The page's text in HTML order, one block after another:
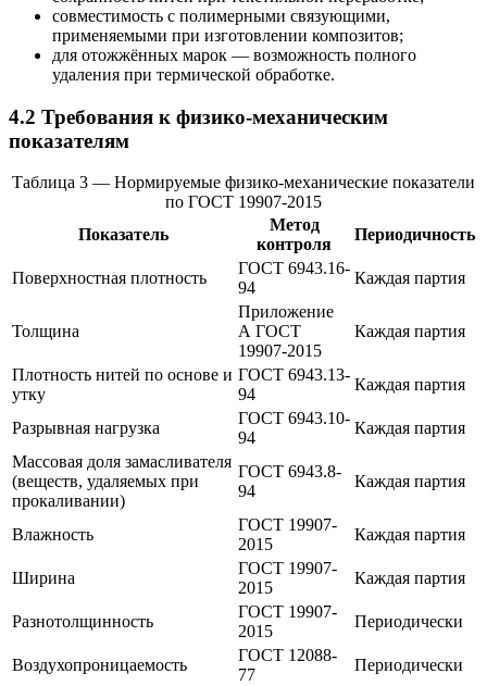
совместимость с полимерными связующими,
применяемыми при изготовлении композитов;
для отожжённых марок — возможность полного
удаления при термической обработке.
4.2 Требования к физико-механическим
показателям
Таблица 3 — Нормируемые физико-механические показатели
по ГОСТ 19907-2015
Показатель
Метод
контроля
Периодичность
Поверхностная плотность
ГОСТ 6943.16-
94
Каждая партия
Толщина
Приложение
А ГОСТ
19907-2015
Каждая партия
Плотность нитей по основе и
утку
ГОСТ 6943.13-
94
Каждая партия
Разрывная нагрузка
ГОСТ 6943.10-
94
Каждая партия
Массовая доля замасливателя
(веществ, удаляемых при
прокаливании)
ГОСТ 6943.8-
94
Каждая партия
Влажность
ГОСТ 19907-
2015
Каждая партия
Ширина
ГОСТ 19907-
2015
Каждая партия
Разнотолщинность
ГОСТ 19907-
2015
Периодически
Воздухопроницаемость
ГОСТ 12088-
77
Периодически